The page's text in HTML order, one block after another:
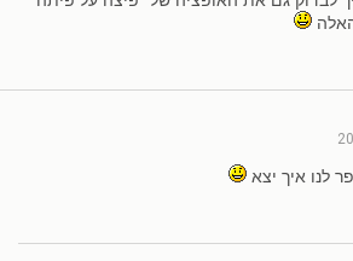
לנו איך יצא